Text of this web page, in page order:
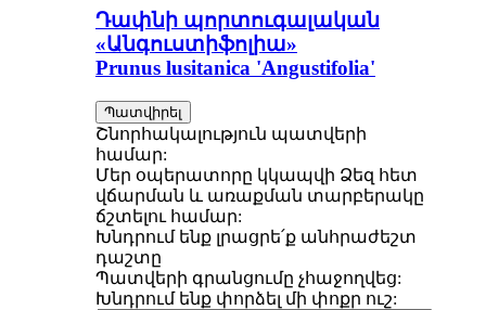
Դափնի պորտուգալական
«Անգուստիֆոլիա»
Prunus lusitanica 'Angustifolia'
Պատվիրել
Շնորհակալություն պատվերի
համար:
Մեր օպերատորը կկապվի Ձեզ հետ
վճարման և առաքման տարբերակը
ճշտելու համար:
Խնդրում ենք լրացրե՛ք անհրաժեշտ
դաշտը
Պատվերի գրանցումը չհաջողվեց:
Խնդրում ենք փորձել մի փոքր ուշ: